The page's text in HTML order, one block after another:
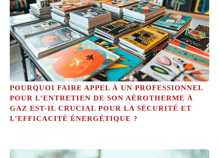
POURQUOI FAIRE APPEL À UN PROFESSIONNEL
POUR L’ENTRETIEN DE SON AÉROTHERME À
GAZ EST-IL CRUCIAL POUR LA SÉCURITÉ ET
L’EFFICACITÉ ÉNERGÉTIQUE ?